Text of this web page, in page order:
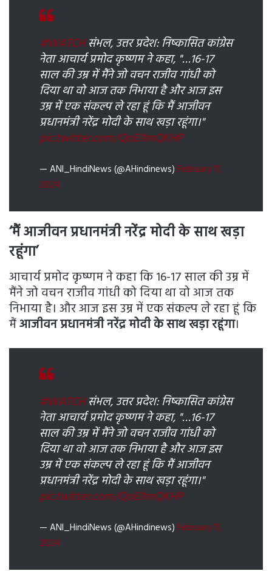
#WATCHसंभल, उत्तर प्रदेश: निष्कासित कांग्रेस
नेता आचार्य प्रमोद कृष्णम ने कहा, "…16-17
साल की उम्र में मैंने जो वचन राजीव गांधी को
दिया था वो आज तक निभाया है और आज इस
उम्र में एक संकल्प ले रहा हूं कि मैं आजीवन
प्रधानमंत्री नरेंद्र मोदी के साथ खड़ा रहूंगा।"
pic.twitter.com/QoEl1mQKHP
— ANI_HindiNews (@AHindinews) February 11,
2024
‘मैं आजीवन प्रधानमंत्री नरेंद्र मोदी के साथ खड़ा
रहूंगा’
आचार्य प्रमोद कृष्णम ने कहा कि 16-17 साल की उम्र में
मैंने जो वचन राजीव गांधी को दिया था वो आज तक
निभाया है। और आज इस उम्र में एक संकल्प ले रहा हूं कि
मैंआजीवन प्रधानमंत्री नरेंद्र मोदी के साथ खड़ा रहूंगा।
#WATCHसंभल, उत्तर प्रदेश: निष्कासित कांग्रेस
नेता आचार्य प्रमोद कृष्णम ने कहा, "…16-17
साल की उम्र में मैंने जो वचन राजीव गांधी को
दिया था वो आज तक निभाया है और आज इस
उम्र में एक संकल्प ले रहा हूं कि मैं आजीवन
प्रधानमंत्री नरेंद्र मोदी के साथ खड़ा रहूंगा।"
pic.twitter.com/QoEl1mQKHP
— ANI_HindiNews (@AHindinews) February 11,
2024